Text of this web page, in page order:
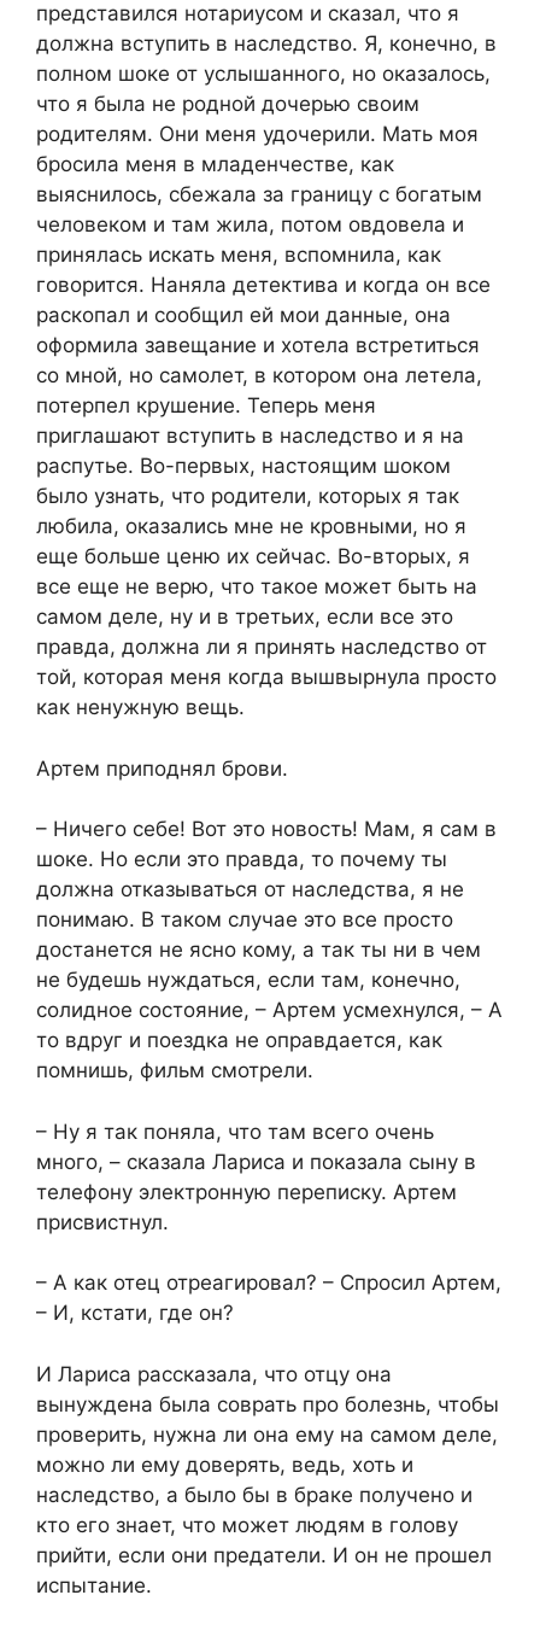
представился нотариусом и сказал, что я
должна вступить в наследство. Я, конечно, в
полном шоке от услышанного, но оказалось,
что я была не родной дочерью своим
родителям. Они меня удочерили. Мать моя
бросила меня в младенчестве, как
выяснилось, сбежала за границу с богатым
человеком и там жила, потом овдовела и
принялась искать меня, вспомнила, как
говорится. Наняла детектива и когда он все
раскопал и сообщил ей мои данные, она
оформила завещание и хотела встретиться
со мной, но самолет, в котором она летела,
потерпел крушение. Теперь меня
приглашают вступить в наследство и я на
распутье. Во-первых, настоящим шоком
было узнать, что родители, которых я так
любила, оказались мне не кровными, но я
еще больше ценю их сейчас. Во-вторых, я
все еще не верю, что такое может быть на
самом деле, ну и в третьих, если все это
правда, должна ли я принять наследство от
той, которая меня когда вышвырнула просто
как ненужную вещь.
Артем приподнял брови.
– Ничего себе! Вот это новость! Мам, я сам в
шоке. Но если это правда, то почему ты
должна отказываться от наследства, я не
понимаю. В таком случае это все просто
достанется не ясно кому, а так ты ни в чем
не будешь нуждаться, если там, конечно,
солидное состояние, – Артем усмехнулся, – А
то вдруг и поездка не оправдается, как
помнишь, фильм смотрели.
– Ну я так поняла, что там всего очень
много, – сказала Лариса и показала сыну в
телефону электронную переписку. Артем
присвистнул.
– А как отец отреагировал? – Спросил Артем,
– И, кстати, где он?
И Лариса рассказала, что отцу она
вынуждена была соврать про болезнь, чтобы
проверить, нужна ли она ему на самом деле,
можно ли ему доверять, ведь, хоть и
наследство, а было бы в браке получено и
кто его знает, что может людям в голову
прийти, если они предатели. И он не прошел
испытание.